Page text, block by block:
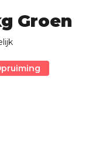
Groen